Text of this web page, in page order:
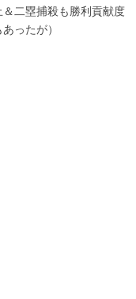
二塁捕殺も勝利貢献度
ったが）